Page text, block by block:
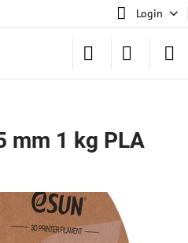
Login
mm 1 kg PLA